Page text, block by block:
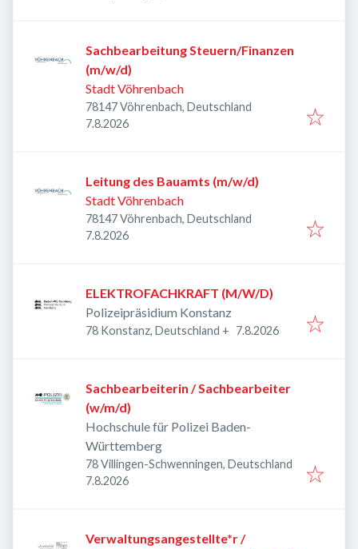
Sachbearbeitung Steuern/Finanzen
(m/w/d)
Stadt Vöhrenbach
78147 Vöhrenbach, Deutschland
Veröffentlicht
7.8.2026
Leitung des Bauamts (m/w/d)
Stadt Vöhrenbach
78147 Vöhrenbach, Deutschland
Veröffentlicht
7.8.2026
ELEKTROFACHKRAFT (M/W/D)
Polizeipräsidium Konstanz
78 Konstanz, Deutschland + Veröffentlicht :
7.8.2026
Sachbearbeiterin / Sachbearbeiter
(w/m/d)
Hochschule für Polizei Baden-
Württemberg
78 Villingen-Schwenningen, Deutschland
Veröffentlicht
7.8.2026
Verwaltungsangestellte*r /